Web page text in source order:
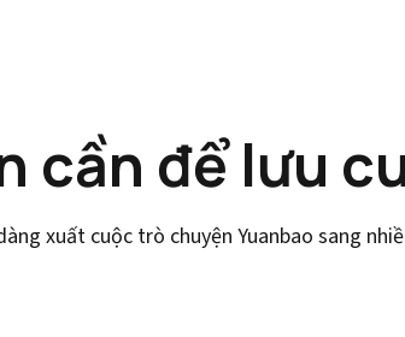
cần để lưu
xuất cuộc trò chuyện Yuanbao sang